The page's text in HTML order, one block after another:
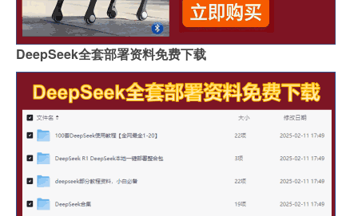
DeepSeek全套部署资料免费下载